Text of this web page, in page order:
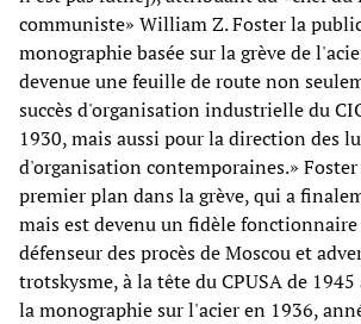
communiste» William Z. Foster la
monographie basée sur la grève de
devenue une feuille de route non
succès d'organisation industrielle du
1930, mais aussi pour la direction des
d'organisation contemporaines.»
premier plan dans la grève, qui a
mais est devenu un fidèle
défenseur des procès de Moscou et
trotskysme, à la tête du CPUSA de
la monographie sur l'acier en 1936,